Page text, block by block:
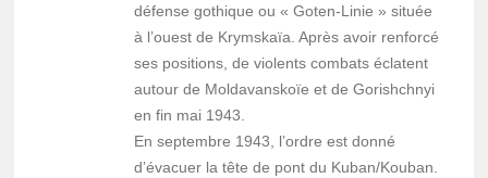
défense gothique ou « Goten-Linie » située
à l’ouest de Krymskaïa. Après avoir renforcé
ses positions, de violents combats éclatent
autour de Moldavanskoïe et de Gorishchnyi
en fin mai 1943.
En septembre 1943, l’ordre est donné
d’évacuer la tête de pont du Kuban/Kouban.